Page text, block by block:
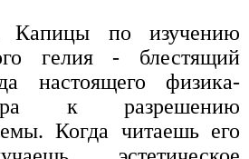
по изучению
гелия - блестящий
настоящего физика-
к разрешению
Когда читаешь его